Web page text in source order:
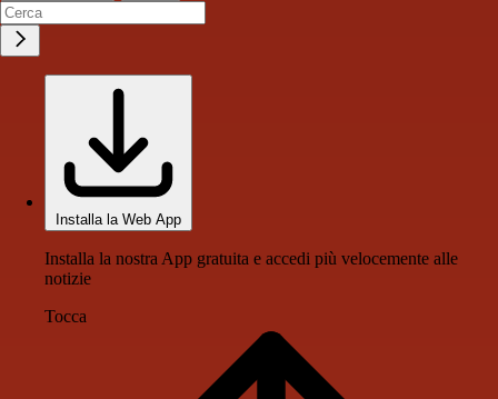
Installa la Web App
Installa la nostra App gratuita e accedi più velocemente alle
notizie
Tocca